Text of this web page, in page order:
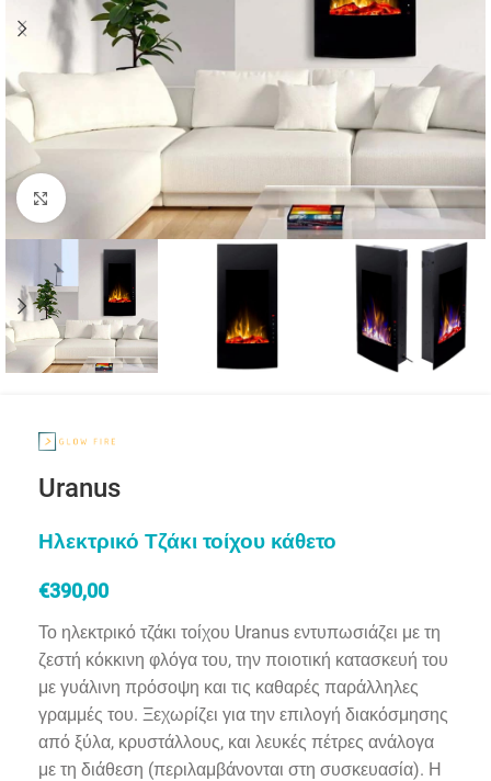
Click to enlarge
Uranus
Ηλεκτρικό Τζάκι τοίχου κάθετο
€390,00
Το ηλεκτρικό τζάκι τοίχου Uranus εντυπωσιάζει με τη
ζεστή κόκκινη φλόγα του, την ποιοτική κατασκευή του
με γυάλινη πρόσοψη και τις καθαρές παράλληλες
γραμμές του. Ξεχωρίζει για την επιλογή διακόσμησης
από ξύλα, κρυστάλλους, και λευκές πέτρες ανάλογα
με τη διάθεση (περιλαμβάνονται στη συσκευασία). Η